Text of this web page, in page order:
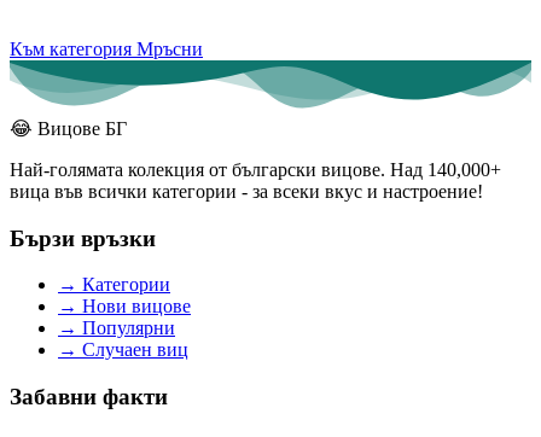
Към категория Мръсни
😂 Вицове БГ
Най-голямата колекция от български вицове. Над 140,000+
вица във всички категории - за всеки вкус и настроение!
Бързи връзки
→ Категории
→ Нови вицове
→ Популярни
→ Случаен виц
Забавни факти